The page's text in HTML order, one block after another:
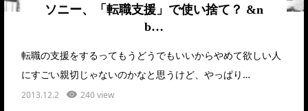
ソニー、「転職支援」で使い捨て？ &n
b…
転職の支援をするってもうどうでもいいからやめて欲しい人
にすごい親切じゃないのかなと思うけど、やっぱり…
2013.12.2 240 view